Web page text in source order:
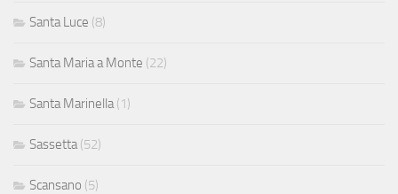
Santa Luce (8)
Santa Maria a Monte (22)
Santa Marinella (1)
Sassetta (52)
Scansano (5)